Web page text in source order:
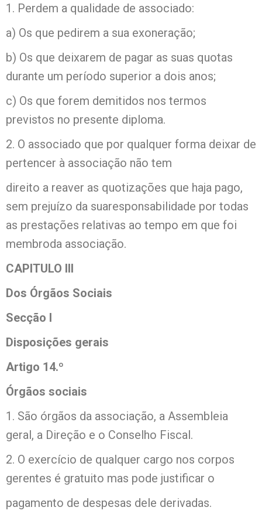
1. Perdem a qualidade de associado:
a) Os que pedirem a sua exoneração;
b) Os que deixarem de pagar as suas quotas
durante um período superior a dois anos;
c) Os que forem demitidos nos termos
previstos no presente diploma.
2. O associado que por qualquer forma deixar de
pertencer à associação não tem
direito a reaver as quotizações que haja pago,
sem prejuízo da suaresponsabilidade por todas
as prestações relativas ao tempo em que foi
membroda associação.
CAPITULO III
Dos Órgãos Sociais
Secção I
Disposições gerais
Artigo 14.º
Órgãos sociais
1. São órgãos da associação, a Assembleia
geral, a Direção e o Conselho Fiscal.
2. O exercício de qualquer cargo nos corpos
gerentes é gratuito mas pode justificar o
pagamento de despesas dele derivadas.